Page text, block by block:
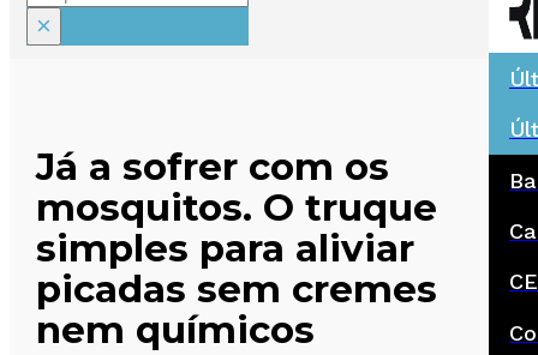
×
Já a sofrer com os
mosquitos. O truque
simples para aliviar
picadas sem cremes
nem químicos